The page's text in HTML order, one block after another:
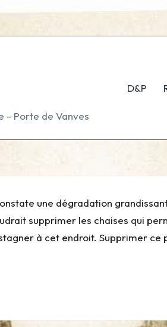
- Porte de Vanves
D&P
une dégradation
supprimer les chaises qui
à cet endroit. Supprimer ce